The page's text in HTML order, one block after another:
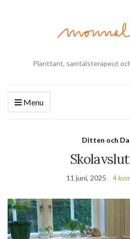
Planttant, samtalsterapeut
Menu
Ditten och
11 juni, 2025 4